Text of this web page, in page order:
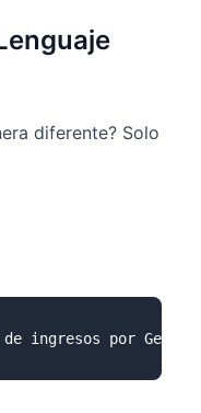
diferente? Solo